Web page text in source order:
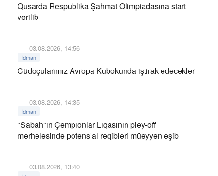
Qusarda Respublika Şahmat Olimpiadasına start
verilib
03.08.2026, 14:56
İdman
Cüdoçularımız Avropa Kubokunda iştirak edəcəklər
03.08.2026, 14:35
İdman
"Sabah"ın Çempionlar Liqasının pley-off
mərhələsində potensial rəqibləri müəyyənləşib
03.08.2026, 13:40